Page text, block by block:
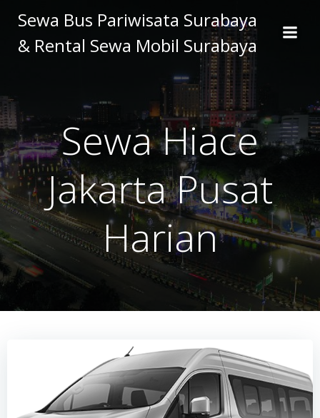
to
content
Sewa Bus Pariwisata Surabaya
& Rental Sewa Mobil Surabaya
Sewa Hiace
Jakarta Pusat
Harian